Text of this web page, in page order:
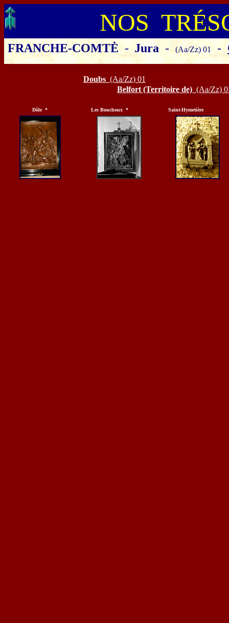
NOS
FRANCHE-COMTĖ- Jura - (Aa/Zz) 01 -
Cliquer sur le département ou
Doubs (Aa/Zz) 01
Belfort (Territoire de) (Aa/Zz)
Dôle * Les Bouchoux * Saint-Hymetière